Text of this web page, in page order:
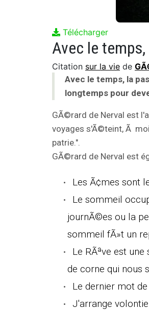
Télécharger
Citation sur la vie de
Avec le temps, la
longtemps pour
GÃ©rard de Nerval est
voyages s'Ã©teint, Ã
patrie.".
GÃ©rard de Nerval est
Les Ã¢mes sont
Le sommeil
journÃ©es ou la
sommeil fÃ»t un
Le RÃªve est
de corne qui nous
Le dernier mot
J'arrange